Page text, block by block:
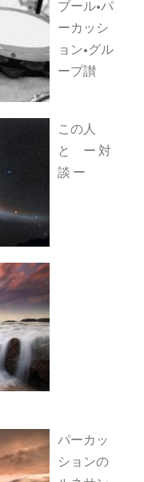
ブール•パ
ーカッシ
ョン•グル
ープ讃
この人
と ー 対
談 ー
パーカッ
ションの